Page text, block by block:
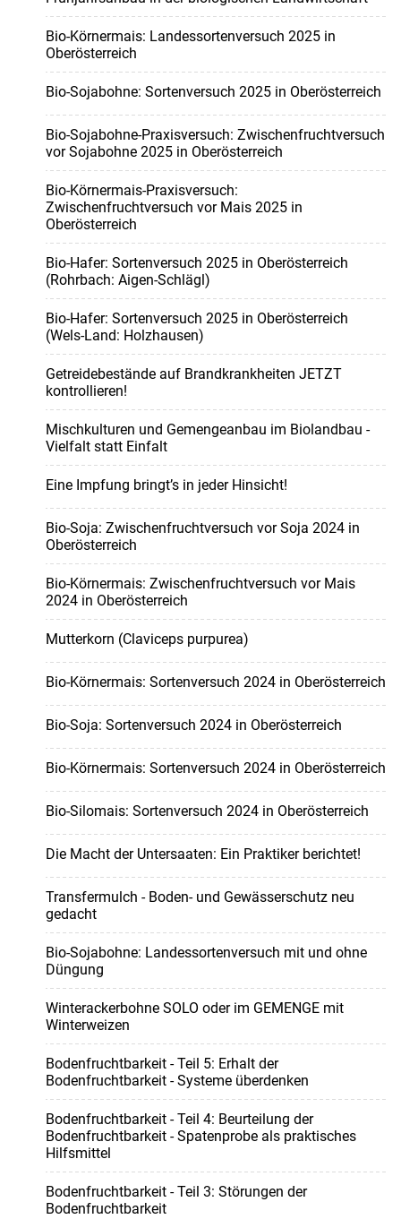
Bio-Körnermais: Landessortenversuch 2025 in
Oberösterreich
Bio-Sojabohne: Sortenversuch 2025 in Oberösterreich
Bio-Sojabohne-Praxisversuch: Zwischenfruchtversuch
vor Sojabohne 2025 in Oberösterreich
Bio-Körnermais-Praxisversuch:
Zwischenfruchtversuch vor Mais 2025 in
Oberösterreich
Bio-Hafer: Sortenversuch 2025 in Oberösterreich
(Rohrbach: Aigen-Schlägl)
Bio-Hafer: Sortenversuch 2025 in Oberösterreich
(Wels-Land: Holzhausen)
Getreidebestände auf Brandkrankheiten JETZT
kontrollieren!
Mischkulturen und Gemengeanbau im Biolandbau -
Vielfalt statt Einfalt
Eine Impfung bringt’s in jeder Hinsicht!
Bio-Soja: Zwischenfruchtversuch vor Soja 2024 in
Oberösterreich
Bio-Körnermais: Zwischenfruchtversuch vor Mais
2024 in Oberösterreich
Mutterkorn (Claviceps purpurea)
Bio-Körnermais: Sortenversuch 2024 in Oberösterreich
Bio-Soja: Sortenversuch 2024 in Oberösterreich
Bio-Körnermais: Sortenversuch 2024 in Oberösterreich
Bio-Silomais: Sortenversuch 2024 in Oberösterreich
Die Macht der Untersaaten: Ein Praktiker berichtet!
Transfermulch - Boden- und Gewässerschutz neu
gedacht
Bio-Sojabohne: Landessortenversuch mit und ohne
Düngung
Winterackerbohne SOLO oder im GEMENGE mit
Winterweizen
Bodenfruchtbarkeit - Teil 5: Erhalt der
Bodenfruchtbarkeit - Systeme überdenken
Bodenfruchtbarkeit - Teil 4: Beurteilung der
Bodenfruchtbarkeit - Spatenprobe als praktisches
Hilfsmittel
Bodenfruchtbarkeit - Teil 3: Störungen der
Bodenfruchtbarkeit